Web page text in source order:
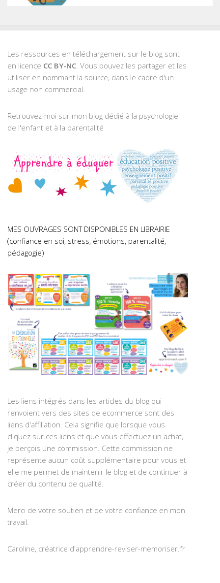
Les ressources en téléchargement sur le blog sont
en licence CC BY-NC. Vous pouvez les partager et les
utiliser en nommant la source, dans le cadre d'un
usage non commercial.
Retrouvez-moi sur mon blog dédié à la psychologie
de l'enfant et à la parentalité
MES OUVRAGES SONT DISPONIBLES EN LIBRAIRIE
(confiance en soi, stress, émotions, parentalité,
pédagogie)
Les liens intégrés dans les articles du blog qui
renvoient vers des sites de ecommerce sont des
liens d'affiliation. Cela signifie que lorsque vous
cliquez sur ces liens et que vous effectuez un achat,
je perçois une commission. Cette commission ne
représente aucun coût supplémentaire pour vous et
elle me permet de maintenir le blog et de continuer à
créer du contenu de qualité.
Merci de votre soutien et de votre confiance en mon
travail.
Caroline, créatrice d'apprendre-reviser-memoriser.fr